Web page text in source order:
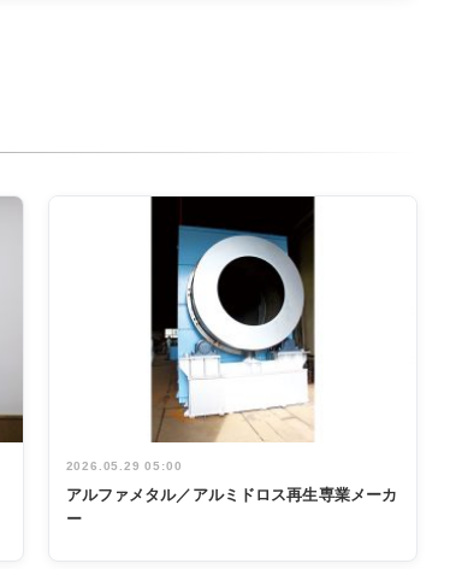
2026.05.29 05:00
アルファメタル／アルミドロス再生専業メーカ
ー